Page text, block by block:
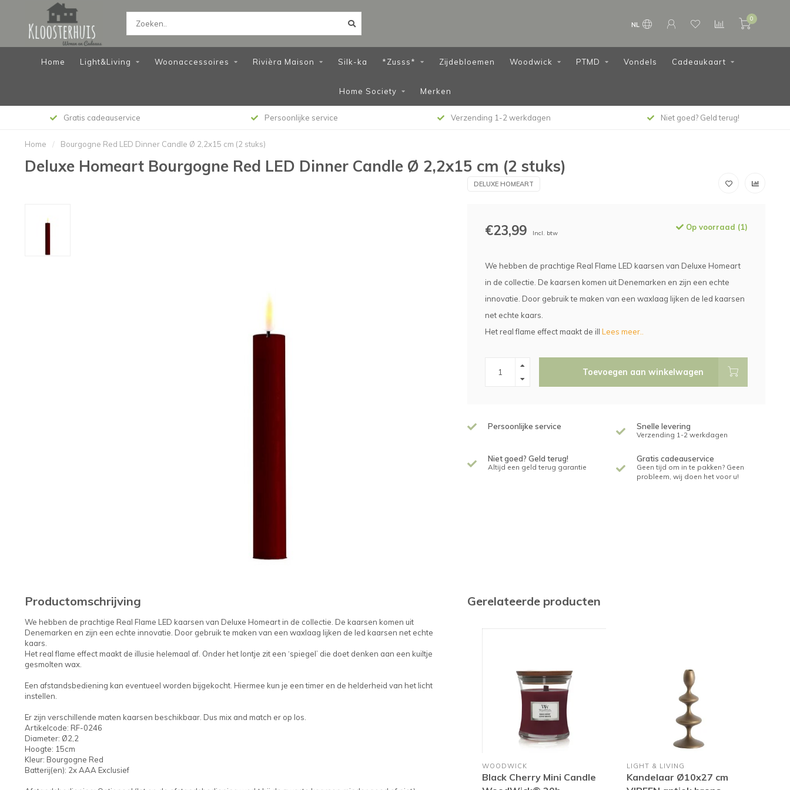
NL
0
Home Light&Living Woonaccessoires Rivièra Maison Silk-ka *Zusss* Zijdebloemen Woodwick PTMD Vondels Cadeaukaart
Home Society Merken
Gratis cadeauservice Persoonlijke service Verzending 1-2 werkdagen Niet goed? Geld terug!
Home / Bourgogne Red LED Dinner Candle Ø 2,2x15 cm (2 stuks)
Deluxe Homeart Bourgogne Red LED Dinner Candle Ø 2,2x15 cm (2 stuks)
DELUXE HOMEART
€23,99 Incl. btw
Op voorraad (1)
We hebben de prachtige Real Flame LED kaarsen van Deluxe Homeart
in de collectie. De kaarsen komen uit Denemarken en zijn een echte
innovatie. Door gebruik te maken van een waxlaag lijken de led kaarsen
net echte kaars.
Het real flame effect maakt de ill Lees meer..
Toevoegen aan winkelwagen
Persoonlijke service Snelle levering
Verzending 1-2 werkdagen
Niet goed? Geld terug!
Altijd een geld terug garantie
Gratis cadeauservice
Geen tijd om in te pakken? Geen
probleem, wij doen het voor u!
Productomschrijving
We hebben de prachtige Real Flame LED kaarsen van Deluxe Homeart in de collectie. De kaarsen komen uit
Denemarken en zijn een echte innovatie. Door gebruik te maken van een waxlaag lijken de led kaarsen net echte
kaars.
Het real flame effect maakt de illusie helemaal af. Onder het lontje zit een ‘spiegel’ die doet denken aan een kuiltje
gesmolten wax.
Een afstandsbediening kan eventueel worden bijgekocht. Hiermee kun je een timer en de helderheid van het licht
instellen.
Er zijn verschillende maten kaarsen beschikbaar. Dus mix and match er op los.
Artikelcode: RF-0246
Diameter: Ø2,2
Hoogte: 15cm
Kleur: Bourgogne Red
Batterij(en): 2x AAA Exclusief
Gerelateerde producten
WOODWICK
Black Cherry Mini Candle
LIGHT & LIVING
Kandelaar Ø10x27 cm